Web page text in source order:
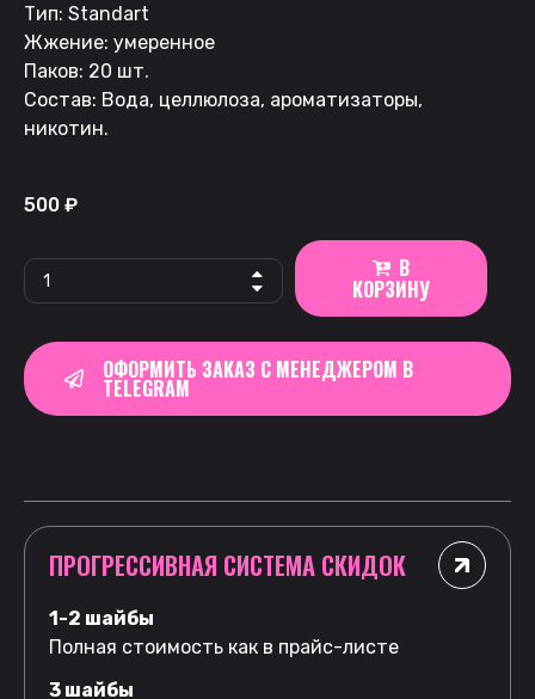
Тип: Standart
Жжение: умеренное
Паков: 20 шт.
Состав: Вода, целлюлоза, ароматизаторы,
никотин.
500 ₽
В
КОРЗИНУ
ОФОРМИТЬ ЗАКАЗ С МЕНЕДЖЕРОМ В
TELEGRAM
ПРОГРЕССИВНАЯ СИСТЕМА СКИДОК
1-2 шайбы
Полная стоимость как в прайс-листе
3 шайбы